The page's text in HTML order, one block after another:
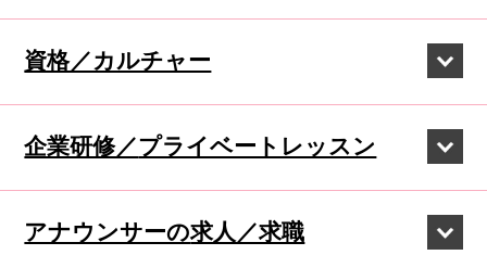
資格／カルチャー
企業研修／プライベートレッスン
アナウンサーの求人／求職